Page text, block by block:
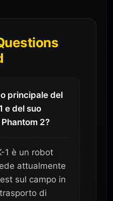
principale del
e del suo
2?
1 è un robot
attualmente
sul campo in
di